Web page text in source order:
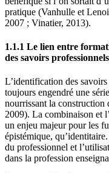
pratique (Vanhulle et
2007 ; Vinatier, 2013).
1.1.1 Le lien entre
des savoirs
L’identification des
toujours engendré une
nourrissant la construction
2009). La combinaison et
un enjeu majeur pour les
épistémique,
du professionnel et
dans la profession